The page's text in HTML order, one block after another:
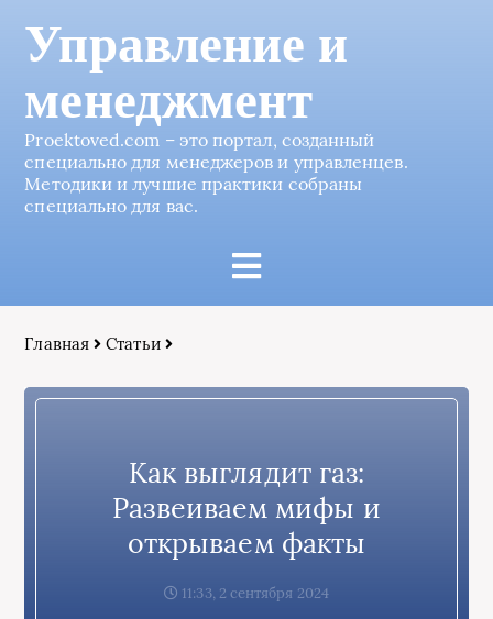
Управление и
менеджмент
Proektoved.com – это портал, созданный
специально для менеджеров и управленцев.
Методики и лучшие практики собраны
специально для вас.
Главная Статьи
Как выглядит газ:
Развеиваем мифы и
открываем факты
11:33, 2 сентября 2024